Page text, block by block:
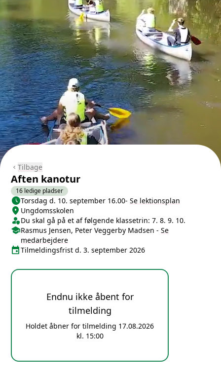
chevron_left Tilbage
Aften kanotur
16 ledige pladser
Næste lektion
scheduleTorsdag d. 10. september 16.00- Se lektionsplan
Sted/Adresse
location_on Ungdomsskolen
Klasse/Aldersbegrænsning
person_shieldDu skal gå på et af følgende klassetrin: 7. 8. 9. 10.
Medarbejdere
schoolRasmus Jensen, Peter Veggerby Madsen - Se
medarbejdere
Tilmeldingsfrist
eventTilmeldingsfrist d. 3. september 2026
Endnu ikke åbent for
tilmelding
Holdet åbner for tilmelding 17.08.2026
kl. 15:00